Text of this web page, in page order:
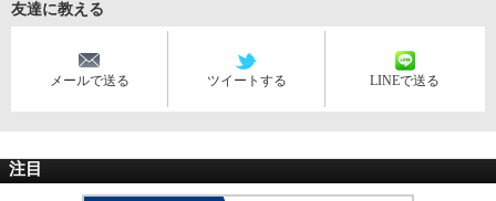
友達に教える
メールで送る ツイートする LINEで送る
注目